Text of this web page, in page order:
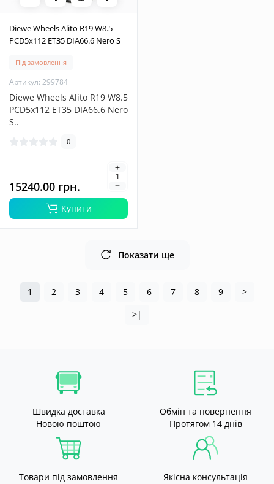
Diewe Wheels Alito R19 W8.5
PCD5x112 ET35 DIA66.6 Nero S
Під замовлення
Артикул: 299784
Diewe Wheels Alito R19 W8.5
PCD5x112 ET35 DIA66.6 Nero
S..
0
15240.00 грн.
Купити
Показати ще
1 2 3 4 5 6 7 8 9
>
>|
Швидка доставка
Новою поштою
Обмін та повернення
Протягом 14 днів
Товари під замовлення
Якісна консультація